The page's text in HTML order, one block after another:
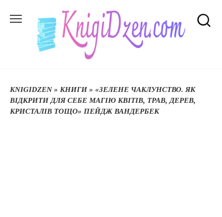
до
KNIGIDZEN» КНИГИ » «ЗЕЛЕНЕ ЧАКЛУНСТВО. ЯК
ВІДКРИТИ ДЛЯ СЕБЕ МАГІЮ КВІТІВ, ТРАВ, ДЕРЕВ,
КРИСТАЛІВ ТОЩО» ПЕЙДЖ ВАНДЕРБЕК